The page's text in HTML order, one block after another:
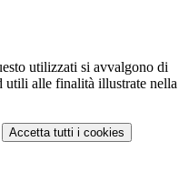
utilizzati si avvalgono di
utili alle finalità illustrate nella
Accetta tutti i cookies